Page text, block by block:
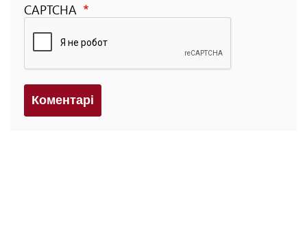
CAPTCHA
Коментарi